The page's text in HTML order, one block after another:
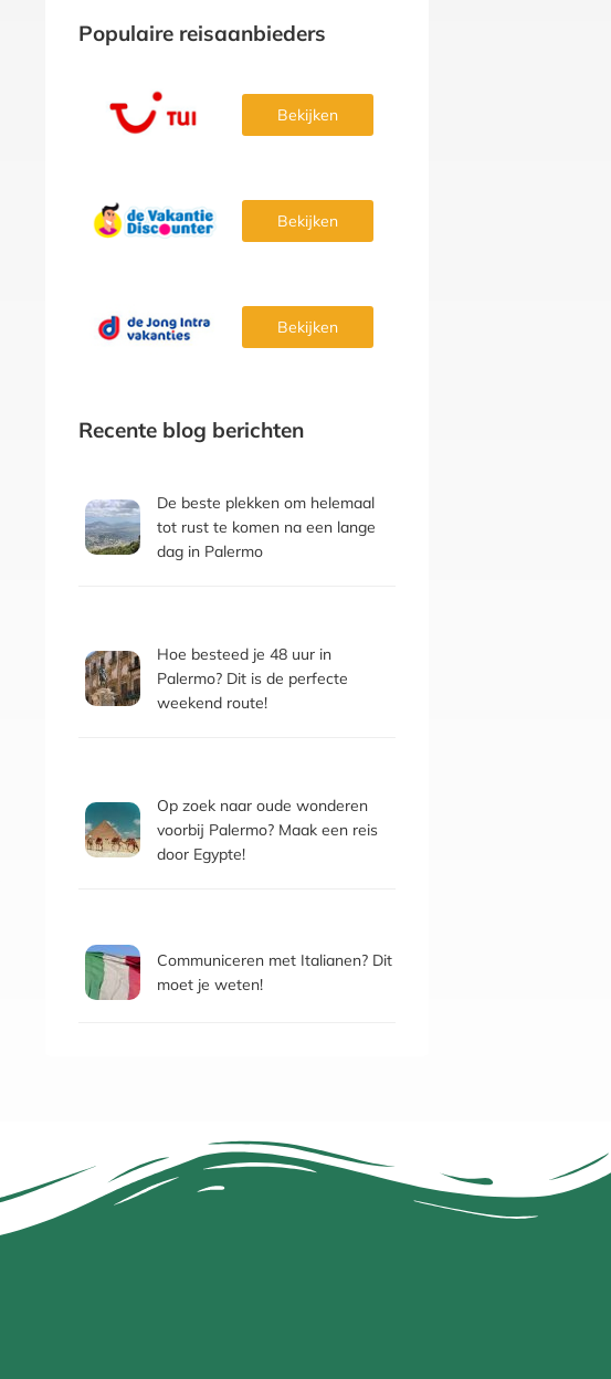
Populaire reisaanbieders
Bekijken
Bekijken
Bekijken
Recente blog berichten
De beste plekken om helemaal
tot rust te komen na een lange
dag in Palermo
Hoe besteed je 48 uur in
Palermo? Dit is de perfecte
weekend route!
Op zoek naar oude wonderen
voorbij Palermo? Maak een reis
door Egypte!
Communiceren met Italianen? Dit
moet je weten!